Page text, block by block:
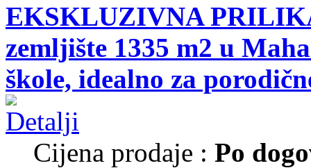
EKSKLUZIVNA
zemljište 1335 m2 u
škole, idealno za
Cijena prodaje : Po